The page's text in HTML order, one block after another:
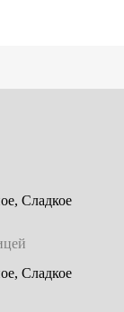
, Сладкое
, Сладкое